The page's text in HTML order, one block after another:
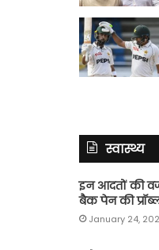
स्वास्थ्य
इन आदतों की
बैक पेन की
January 24,